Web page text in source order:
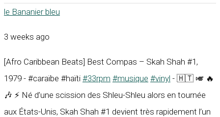
le Bananier bleu
3 weeks ago
[Afro Caribbean Beats] Best Compas – Skah Shah #1,
1979 - #caraïbe #haïti #33rpm #musique #vinyl - 🇭🇹 🎺 🔥
🎶 ⚡ Né d’une scission des Shleu-Shleu alors en tournée
aux États-Unis, Skah Shah #1 devient très rapidement l’un